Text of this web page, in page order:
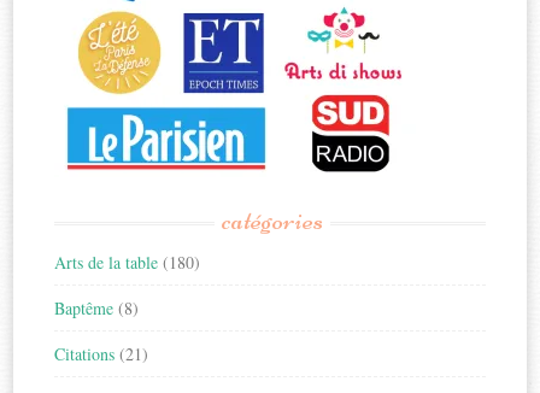
catégories
Arts de la table (180)
Baptême (8)
Citations (21)